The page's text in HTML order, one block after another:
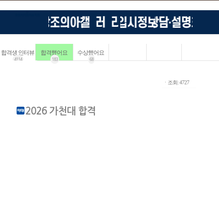
합격생 인터뷰
4114
합격했어요
183
수상했어요
68
ㆍ조회: 4727
2026 가천대 합격